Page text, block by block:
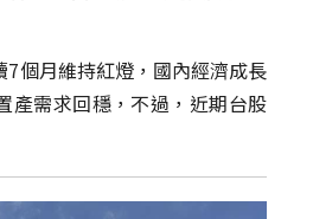
個月維持紅燈，國內經濟成長
產需求回穩，不過，近期台股